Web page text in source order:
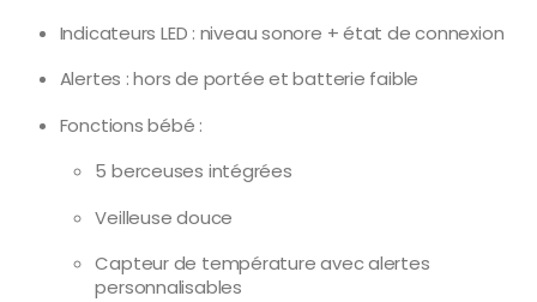
Indicateurs LED : niveau sonore + état de connexion
Alertes : hors de portée et batterie faible
Fonctions bébé :
5 berceuses intégrées
Veilleuse douce
Capteur de température avec alertes
personnalisables